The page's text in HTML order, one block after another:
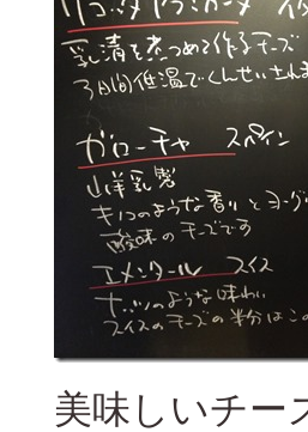
美味しいチー